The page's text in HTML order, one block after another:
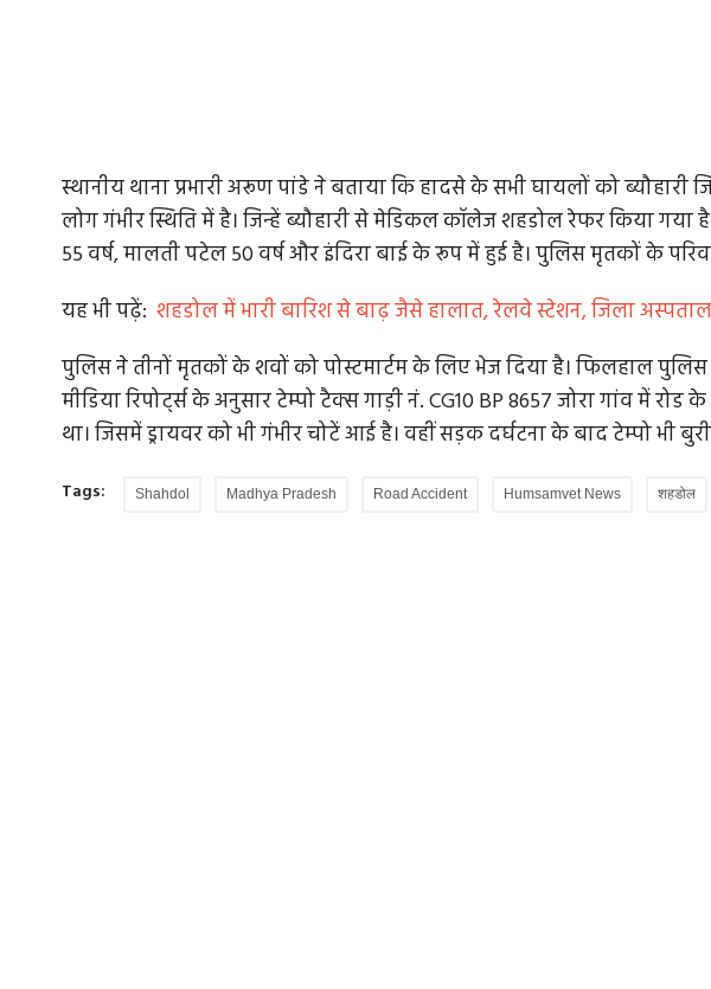
स्थानीय थाना प्रभारी अरूण पांडे ने बताया कि हादसे के सभी घायलों को ब्यौहारी
लोग गंभीर स्थिति में है। जिन्हें ब्यौहारी से मेडिकल कॉलेज शहडोल रेफर किया गया
55 वर्ष, मालती पटेल 50 वर्ष और इंदिरा बाई के रूप में हुई है। पुलिस मृतकों के
यह भी पढ़ें: शहडोल में भारी बारिश से बाढ़ जैसे हालात, रेलवे स्टेशन, जिला
पुलिस ने तीनों मृतकों के शवों को पोस्टमार्टम के लिए भेज दिया है। फिलहाल
मीडिया रिपोर्ट्स के अनुसार टेम्पो टैक्स गाड़ी नं. CG10 BP 8657 जोरा गांव में
था। जिसमें ड्रायवर को भी गंभीर चोटें आई है। वहीं सड़क दर्घटना के बाद टेम्पो भी बुरी
Tags: Shahdol Madhya Pradesh Road Accident Humsamvet News शहडोल